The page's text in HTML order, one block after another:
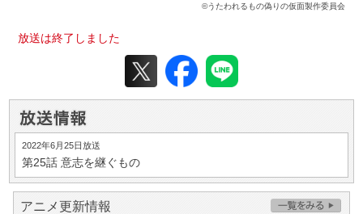
©うたわれるもの偽りの仮面製作委員会
放送は終了しました
2022年6月25日放送
第25話意志を継ぐもの
アニメ更新情報